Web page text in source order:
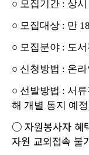
○ 모집기간 : 상시
○ 모집대상 : 만
​○ 모집분야 : 도
○ 신청방법 : 온
○ 선발방법 : 서
해 개별 통지 예
○ 자원봉사자 혜
자원 교외접속 불